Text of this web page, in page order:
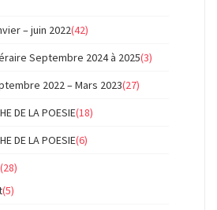
– juin 2022(42)
Septembre 2024 à 2025(3)
2022 – Mars 2023(27)
DE LA POESIE(18)
DE LA POESIE(6)
(28)
(5)